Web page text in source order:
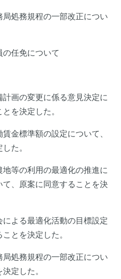
処務規程の一部改正につい
任免について
画の変更に係る意見決定に
を決定した。
金標準額の設定について、
た。
等の利用の最適化の推進に
、原案に同意することを決
よる最適化活動の目標設定
とを決定した。
処務規程の一部改正につい
定した。